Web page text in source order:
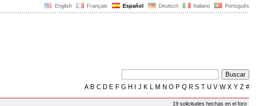
English Français Español Deutsch Italiano Português
AB C D E F G H J K L M N O P Q R S T U V W X Y Z #
19 solicitudes hechas en el foro